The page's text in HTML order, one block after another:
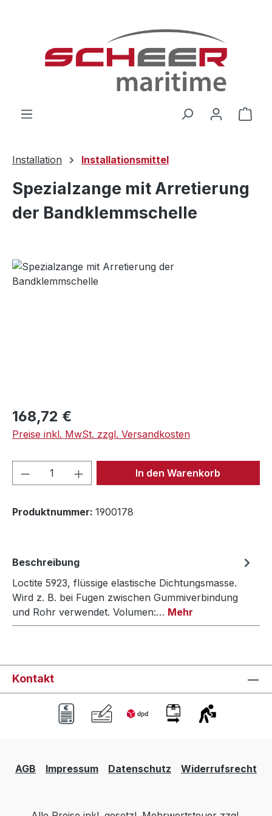
Installation Installationsmittel
Spezialzange mit Arretierung
der Bandklemmschelle
Bildergalerie überspringen
Regulärer Preis:
168,72 €
Preise inkl. MwSt. zzgl. Versandkosten
Produkt Anzahl: Gib denIn den Warenkorb
Produktnummer: 1900178
Beschreibung
Loctite 5923, flüssige elastische Dichtungsmasse.
Wird z. B. bei Fugen zwischen Gummiverbindung
und Rohr verwendet. Volumen:… Mehr
Kontakt
AGB Impressum Datenschutz Widerrufsrecht